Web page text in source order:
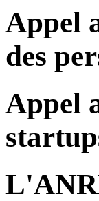
Appel
des
Appel